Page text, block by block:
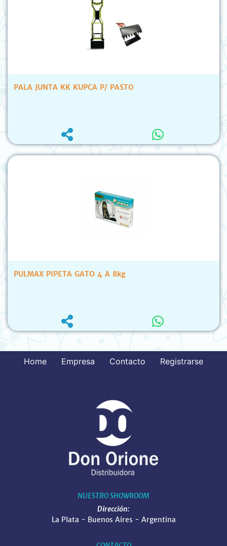
PALA JUNTA KK KUPCA P/ PASTO
PULMAX PIPETA GATO 4 A 8kg
Home Empresa Contacto Registrarse
NUESTRO SHOWROOM
Dirección:
La Plata - Buenos Aires - Argentina